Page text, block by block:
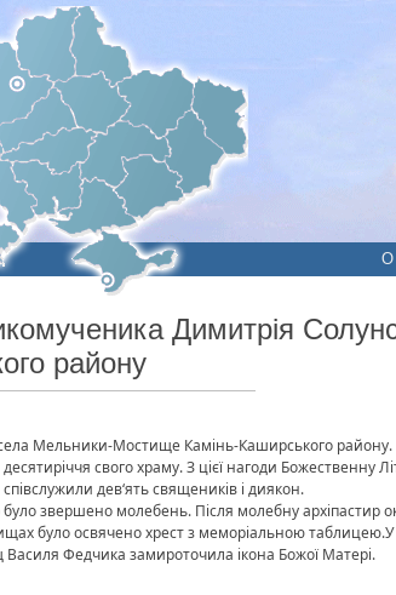
О
Димитрія
району
Мельники-Мостище Камінь-Каширського району.
свого храму. З цієї нагоди Божественну
дев‘ять священиків і диякон.
було звершено молебень. Після молебну архіпастир
було освячено хрест з меморіальною таблицею.У
Федчика замироточила ікона Божої Матері.